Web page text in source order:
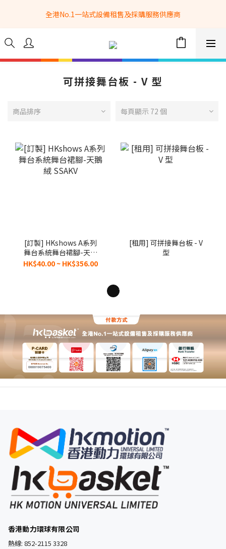
全港No.1一站式設備租售及採購服務供應商
全港No.1一站式設備租售及採購服務供應商
選購現貨產品全單滿$3500自家專送免運費 (只限網站落單, 不適用
於急單, 訂制產品, 屏風, 籠車, 舞台等)
info@hkbasket.com
可拼接舞台板 - V 型
商品排序 每頁顯示 72 個
[訂製] HKshows A系列
舞台系統舞台裙腳-天鵝
絨 SSAKV
HK$40.00 ~ HK$356.00
[租用] 可拼接舞台板 - V
型
1
香港動力環球有限公司
熱線: 852-2115 3328